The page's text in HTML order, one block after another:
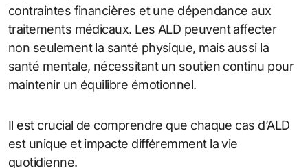
contraintes financières et une dépendance aux
traitements médicaux. Les ALD peuvent affecter
non seulement la santé physique, mais aussi la
santé mentale, nécessitant un soutien continu pour
maintenir un équilibre émotionnel.
Il est crucial de comprendre que chaque cas d’ALD
est unique et impacte différemment la vie
quotidienne.